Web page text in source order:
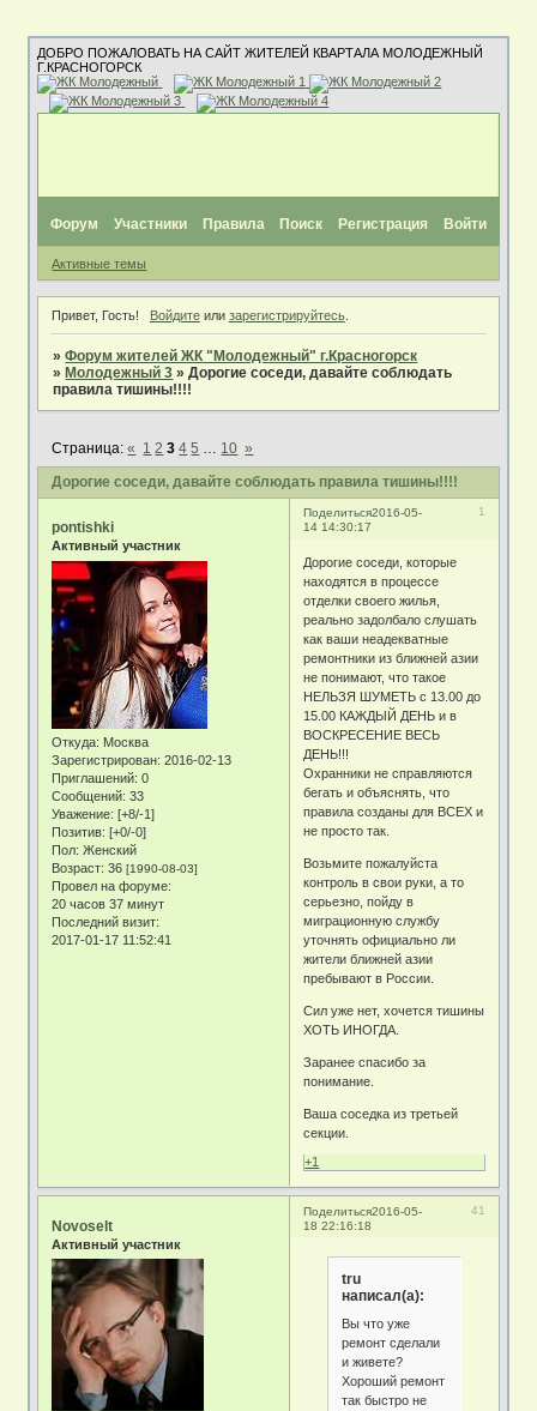
ДОБРО ПОЖАЛОВАТЬ НА САЙТ ЖИТЕЛЕЙ КВАРТАЛА МОЛОДЕЖНЫЙ
Г.КРАСНОГОРСК
Форум Участники Правила Поиск Регистрация Войти
Активные темы
Привет, Гость! Войдитеили зарегистрируйтесь.
»Форум жителей ЖК "Молодежный" г.Красногорск
» Молодежный 3 »Дорогие соседи, давайте соблюдать
правила тишины!!!!
Дорогие соседи, давайте соблюдать правила тишины!!!!
Страница:« 1 2 3 4 5 10 »
Поделиться 1
2016-05-
14 14:30:17
pontishki
Активный участник
Откуда: Москва
Зарегистрирован: 2016-02-13
Приглашений: 0
Сообщений: 33
Уважение: [+8/-1]
Позитив: [+0/-0]
Пол: Женский
Возраст: 36[1990-08-03]
Провел на форуме:
20 часов 37 минут
Последний визит:
2017-01-17 11:52:41
Дорогие соседи, которые
находятся в процессе
отделки своего жилья,
реально задолбало слушать
как ваши неадекватные
ремонтники из ближней азии
не понимают, что такое
НЕЛЬЗЯ ШУМЕТЬ с 13.00 до
15.00 КАЖДЫЙ ДЕНЬ и в
ВОСКРЕСЕНИЕ ВЕСЬ
ДЕНЬ!!!
Охранники не справляются
бегать и объяснять, что
правила созданы для ВСЕХ и
не просто так.
Возьмите пожалуйста
контроль в свои руки, а то
серьезно, пойду в
миграционную службу
уточнять официально ли
жители ближней азии
пребывают в России.
Сил уже нет, хочется тишины
ХОТЬ ИНОГДА.
Заранее спасибо за
понимание.
Ваша соседка из третьей
секции.
+1
Поделиться 41
2016-05-
18 22:16:18
Novoselt
Активный участник
tru
написал(а):
Вы что уже
ремонт сделали
и живете?
Хороший ремонт
так быстро не